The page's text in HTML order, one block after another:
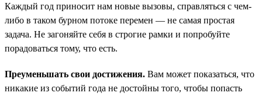
Каждый год приносит нам новые вызовы, справляться с чем-
либо в таком бурном потоке перемен — не самая простая
задача. Не загоняйте себя в строгие рамки и попробуйте
порадоваться тому, что есть.
Преуменьшать свои достижения. Вам может показаться, что
никакие из событий года не достойны того, чтобы попасть